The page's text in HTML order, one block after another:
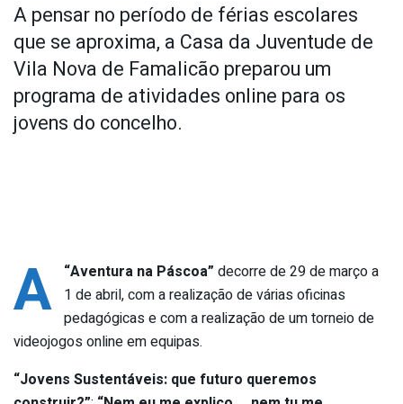
A pensar no período de férias escolares
que se aproxima, a Casa da Juventude de
Vila Nova de Famalicão preparou um
programa de atividades online para os
jovens do concelho.
A “Aventura na Páscoa” decorre de 29 de março a
1 de abril, com a realização de várias oficinas
pedagógicas e com a realização de um torneio de
videojogos online em equipas.
“Jovens Sustentáveis: que futuro queremos